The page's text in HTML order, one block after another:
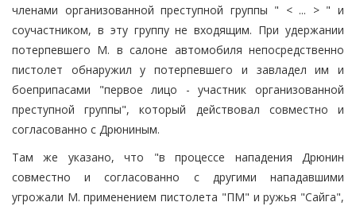
членами организованной преступной группы " < ... > " и
соучастником, в эту группу не входящим. При удержании
потерпевшего М. в салоне автомобиля непосредственно
пистолет обнаружил у потерпевшего и завладел им и
боеприпасами "первое лицо - участник организованной
преступной группы", который действовал совместно и
согласованно с Дрюниным.
Там же указано, что "в процессе нападения Дрюнин
совместно и согласованно с другими нападавшими
угрожали М. применением пистолета "ПМ" и ружья "Сайга",